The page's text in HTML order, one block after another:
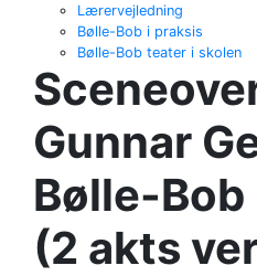
Lærervejledning
Bølle-Bob i praksis
Bølle-Bob teater i skolen
Gunnar
Bølle-Bob
(2 akts